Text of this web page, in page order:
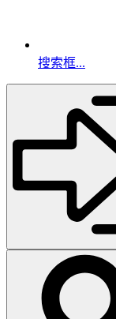
搜索框...